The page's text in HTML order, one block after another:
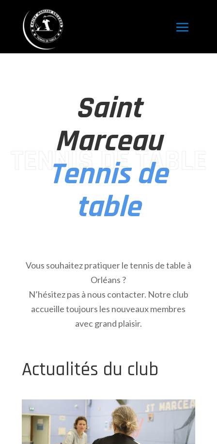
Saint
Marceau
Tennis de
table
Vous souhaitez pratiquer le tennis de table à
Orléans ?
N’hésitez pas à nous contacter. Notre club
accueille toujours les nouveaux membres
avec grand plaisir.
Actualités du club